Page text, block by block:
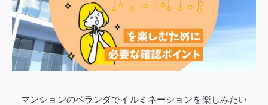
マンションのベランダでイルミネーションを楽しみたい